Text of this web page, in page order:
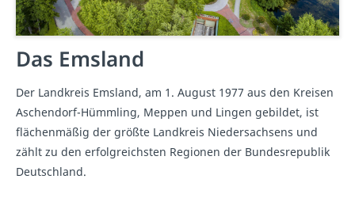
Das Emsland
Der Landkreis Emsland, am 1. August 1977 aus den Kreisen
Aschendorf-Hümmling, Meppen und Lingen gebildet, ist
flächenmäßig der größte Landkreis Niedersachsens und
zählt zu den erfolgreichsten Regionen der Bundesrepublik
Deutschland.